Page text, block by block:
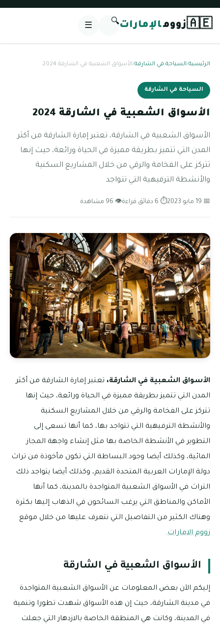
🇦🇪زوومالإمارات🔍
☰
الرئيسية/السياحة في الشارقة/الأسواق الشعبية في الشارقة 2024
السياحة في الشارقة
الأسواق الشعبية في الشارقة 2024
الأسواق الشعبية في الشارقة، تعتبر إمارة الشارقة من أكثر
المدن التي تتميز بطريقة مميزة في الحياة ورائعة، حيث إنها
تتركز على الفخامة والرقي من خلال المشاريع السكنية
والأنشطة الترفيهية التي تتواجد
📅 19 مايو 2023 ⏱ 6 دقائق قراءة 👁 96 مشاهدة
الأسواق الشعبية في الشارقة، تعتبر إمارة الشارقة من أكثر
المدن التي تتميز بطريقة مميزة في الحياة ورائعة، حيث إنها
تتركز على الفخامة والرقي من خلال المشاريع السكنية
والأنشطة الترفيهية التي تتواجد بها، كما أنها تسعى إلى
التطوير في الأنشطة الخاصة بها مثل إنشاء واجهة المجاز
المائية، وكذلك أيضا وجود البساطة التي تكون مأخوذة من تراث
دولة الإمارات العربية المتحدة القديم، وكذلك أيضا يتواجد ذلك
التراث في الأسواق الشعبية المتواجدة بالمدينة، كما أنها
الأماكن والمناطق التي يرغب السائحون في الذهاب إليها بكثرة
وهناك الكثير من التفاصيل التي نتعرف عليها من خلال موقع
زووم الامارات.
الأسواق الشعبية في الشارقة
إليكم الآن بعض المعلومات عن الأسواق الشعبية المتواجدة
في مدينة الشارقة، حيث إن هذه الأسواق شهدت تطورا وتنمية
في المدينة، وكانت هي المنطقة الخاصة بالازدهار التي جعلت